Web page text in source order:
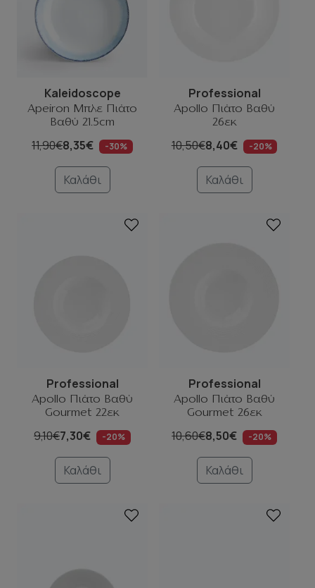
Kaleidoscope
Apeiron Μπλε Πιάτο
Βαθύ 21.5cm
11,90€8,35€ -30%
Καλάθι
Professional
Apollo Πιάτο Βαθύ
26εκ
10,50€8,40€ -20%
Καλάθι
Professional
Apollo Πιάτο Βαθύ
Gourmet 22εκ
9,10€7,30€ -20%
Καλάθι
Professional
Apollo Πιάτο Βαθύ
Gourmet 26εκ
10,60€8,50€ -20%
Καλάθι